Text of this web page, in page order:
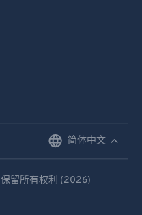
简体中文
保留所有权利 (2026)